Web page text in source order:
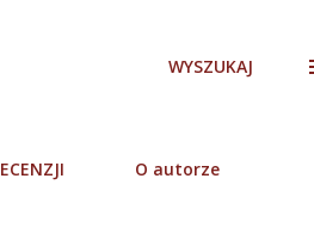
WYSZUKAJ
O autorze